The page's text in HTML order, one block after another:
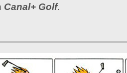
Canal+ Golf.